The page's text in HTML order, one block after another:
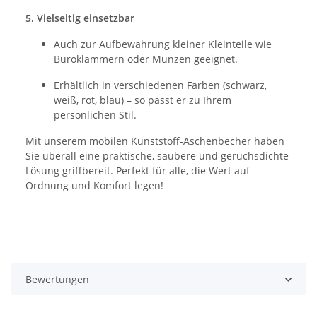
5. Vielseitig einsetzbar
Auch zur Aufbewahrung kleiner Kleinteile wie
Büroklammern oder Münzen geeignet.
Erhältlich in verschiedenen Farben (schwarz,
weiß, rot, blau) – so passt er zu Ihrem
persönlichen Stil.
Mit unserem mobilen Kunststoff-Aschenbecher haben
Sie überall eine praktische, saubere und geruchs­dichte
Lösung griffbereit. Perfekt für alle, die Wert auf
Ordnung und Komfort legen!
Bewertungen